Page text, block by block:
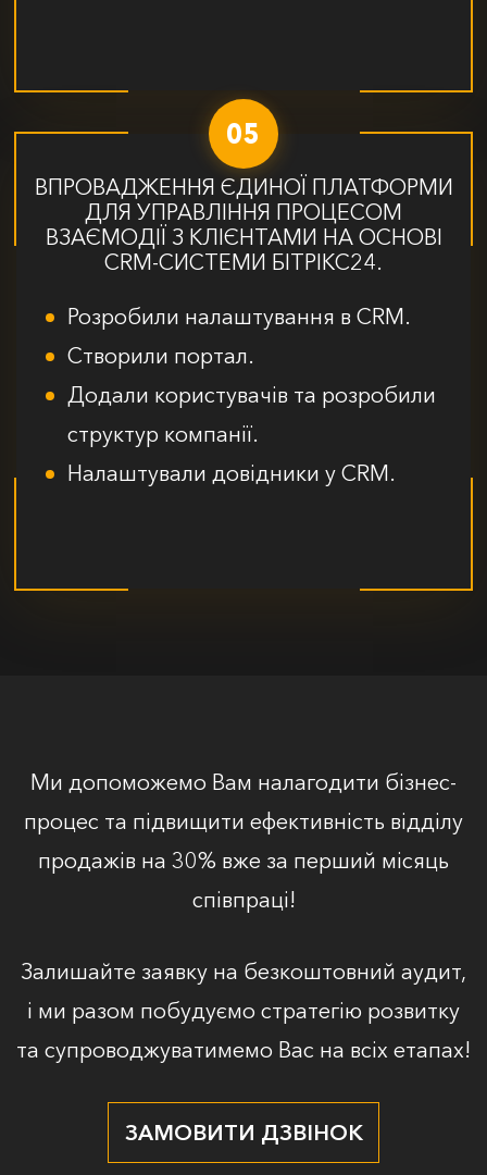
05
ВПРОВАДЖЕННЯ ЄДИНОЇ ПЛАТФОРМИ
ДЛЯ УПРАВЛІННЯ ПРОЦЕСОМ
ВЗАЄМОДІЇ З КЛІЄНТАМИ НА ОСНОВІ
CRM-СИСТЕМИ БІТРІКС24.
Розробили налаштування в CRM.
Створили портал.
Додали користувачів та розробили
структур компанії.
Налаштували довідники у CRM.
Ми допоможемо Вам налагодити бізнес-
процес та підвищити ефективність відділу
продажів на 30% вже за перший місяць
співпраці!
Залишайте заявку на безкоштовний аудит,
і ми разом побудуємо стратегію розвитку
та супроводжуватимемо Вас на всіх етапах!
ЗАМОВИТИ ДЗВІНОК